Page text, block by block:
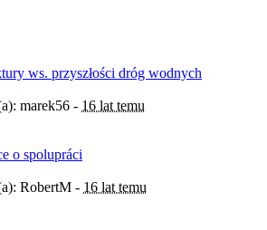
ws. przyszłości dróg wodnych
marek56 - 16 lat temu
o spolupráci
RobertM - 16 lat temu